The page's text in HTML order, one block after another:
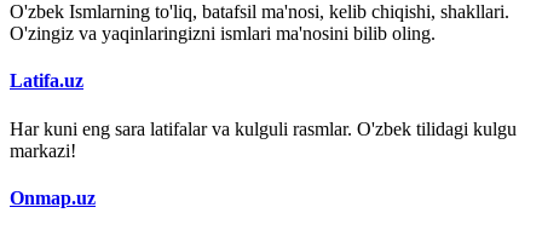
O'zbek Ismlarning to'liq, batafsil ma'nosi, kelib chiqishi, shakllari.
O'zingiz va yaqinlaringizni ismlari ma'nosini bilib oling.
Latifa.uz
Har kuni eng sara latifalar va kulguli rasmlar. O'zbek tilidagi kulgu
markazi!
Onmap.uz